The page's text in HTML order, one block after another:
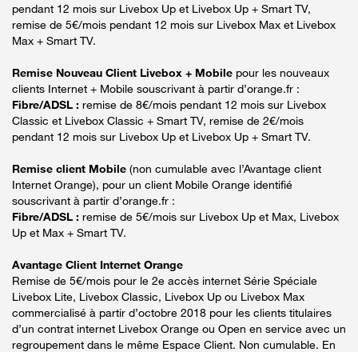
pendant 12 mois sur Livebox Up et Livebox Up + Smart TV,
remise de 5€/mois pendant 12 mois sur Livebox Max et Livebox
Max + Smart TV.
Remise Nouveau Client Livebox + Mobile pour les nouveaux
clients Internet + Mobile souscrivant à partir d’orange.fr :
Fibre/ADSL : remise de 8€/mois pendant 12 mois sur Livebox
Classic et Livebox Classic + Smart TV, remise de 2€/mois
pendant 12 mois sur Livebox Up et Livebox Up + Smart TV.
Remise client Mobile (non cumulable avec l’Avantage client
Internet Orange), pour un client Mobile Orange identifié
souscrivant à partir d’orange.fr :
Fibre/ADSL : remise de 5€/mois sur Livebox Up et Max, Livebox
Up et Max + Smart TV.
Avantage Client Internet Orange
Remise de 5€/mois pour le 2e accès internet Série Spéciale
Livebox Lite, Livebox Classic, Livebox Up ou Livebox Max
commercialisé à partir d’octobre 2018 pour les clients titulaires
d’un contrat internet Livebox Orange ou Open en service avec un
regroupement dans le même Espace Client. Non cumulable. En